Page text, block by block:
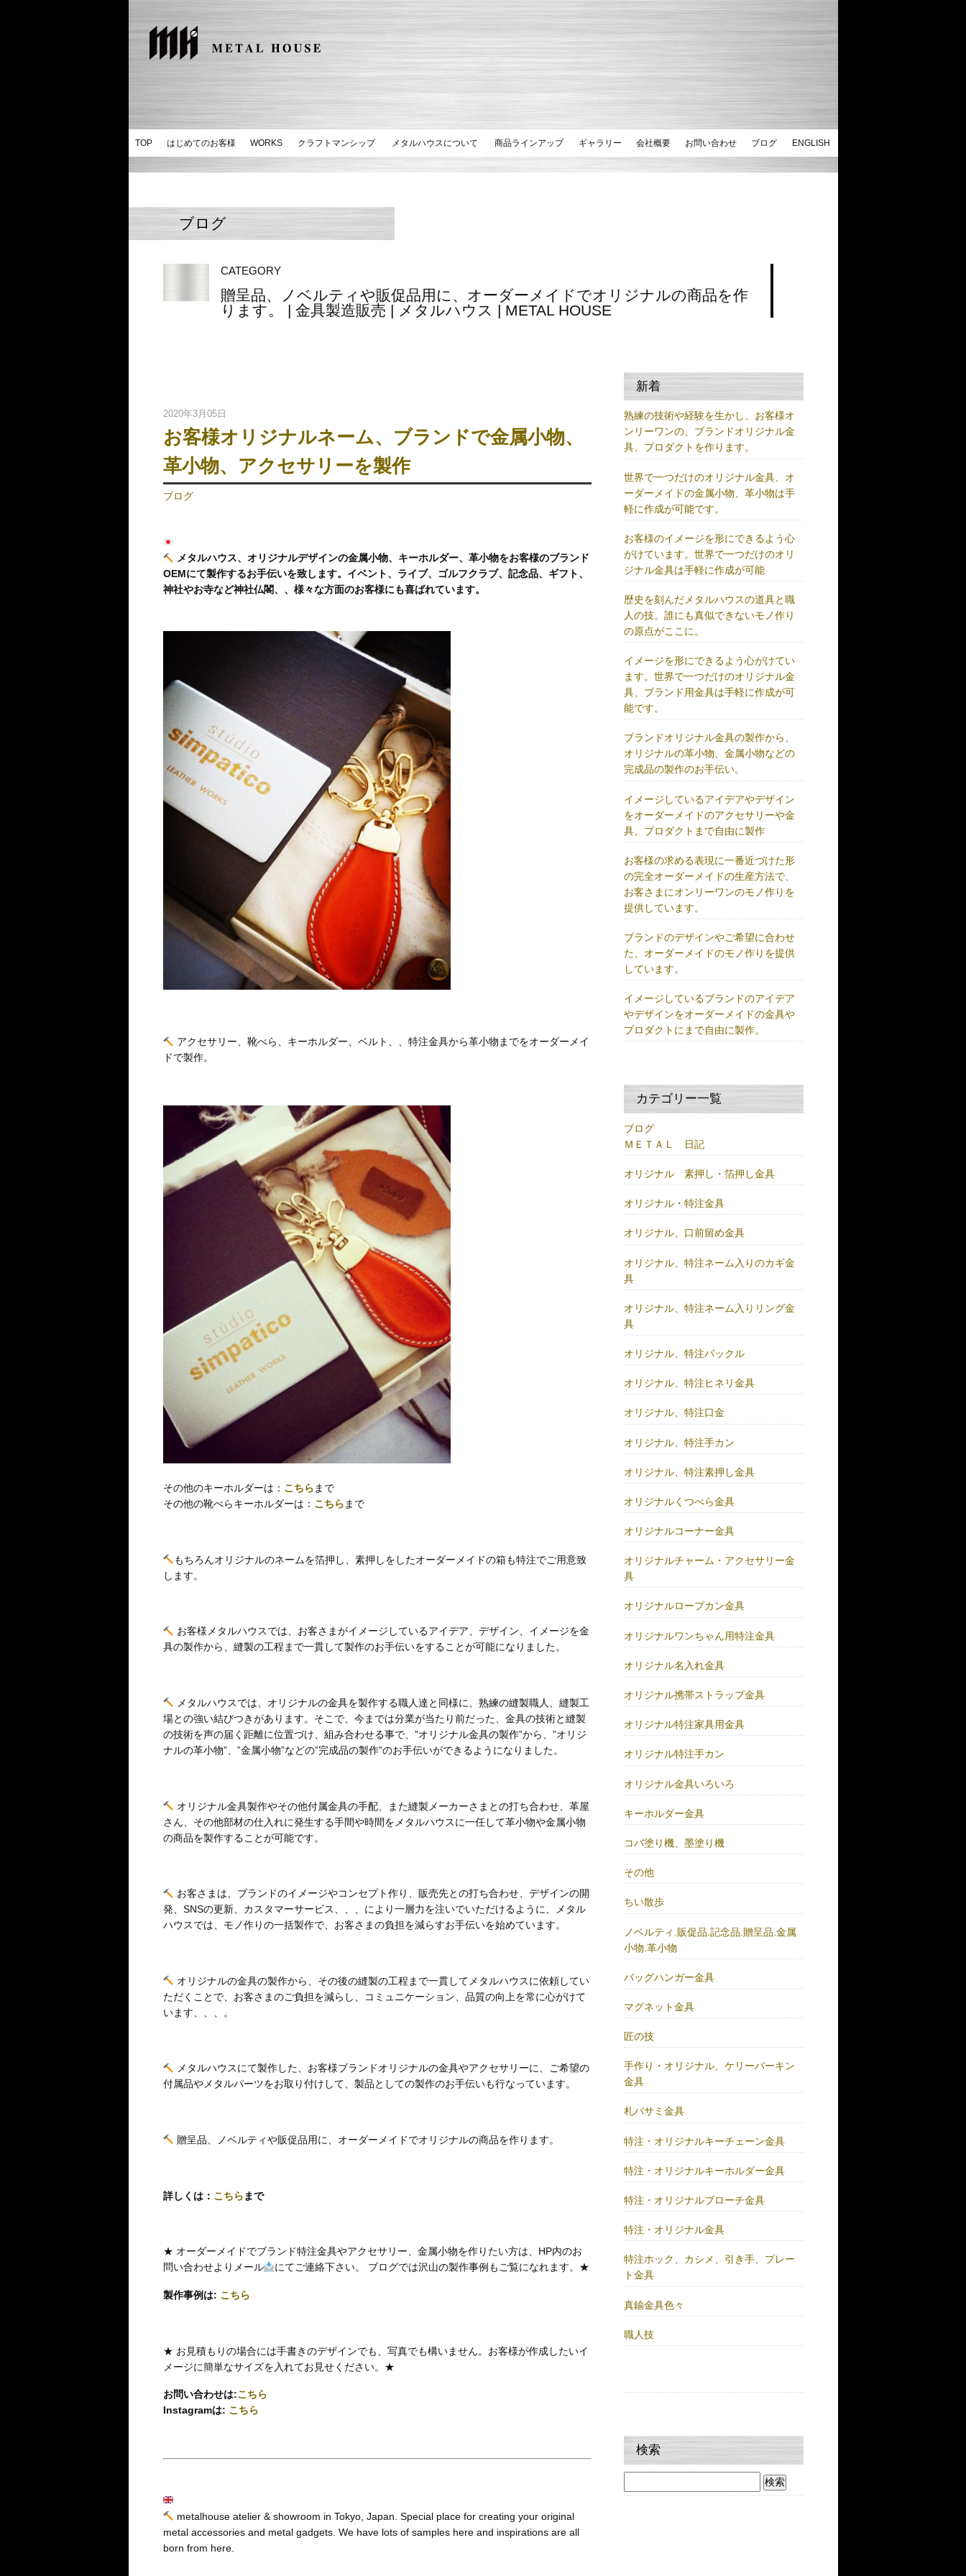
TOP はじめてのお客様 WORKS クラフトマンシップ メタルハウスについて 商品ラインアップ ギャラリー 会社概要 お問い合わせ ブログ ENGLISH
ブログ
CATEGORY
贈呈品、ノベルティや販促品用に、オーダーメイドでオリジナルの商品を作
ります。 | 金具製造販売 | メタルハウス | METAL HOUSE
2020年3月05日
お客様オリジナルネーム、ブランドで金属小物、
革小物、アクセサリーを製作
ブログ
メタルハウス、オリジナルデザインの金属小物、キーホルダー、革小物をお客様のブランド
OEMにて製作するお手伝いを致します。イベント、ライブ、ゴルフクラブ、記念品、ギフト、
神社やお寺など神社仏閣、、様々な方面のお客様にも喜ばれています。
アクセサリー、靴べら、キーホルダー、ベルト、、特注金具から革小物までをオーダーメイ
ドで製作。
その他のキーホルダーは： こちら まで
その他の靴べらキーホルダーは： こちら まで
もちろんオリジナルのネームを箔押し、素押しをしたオーダーメイドの箱も特注でご用意致
します。
お客様メタルハウスでは、お客さまがイメージしているアイデア、デザイン、イメージを金
具の製作から、縫製の工程まで一貫して製作のお手伝いをすることが可能になりました。
メタルハウスでは、オリジナルの金具を製作する職人達と同様に、熟練の縫製職人、縫製工
場との強い結びつきがあります。そこで、今までは分業が当たり前だった、金具の技術と縫製
の技術を声の届く距離に位置づけ、組み合わせる事で、”オリジナル金具の製作”から、”オリジ
ナルの革小物”、”金属小物”などの”完成品の製作”のお手伝いができるようになりました。
オリジナル金具製作やその他付属金具の手配、また縫製メーカーさまとの打ち合わせ、革屋
さん、その他部材の仕入れに発生する手間や時間をメタルハウスに一任して革小物や金属小物
の商品を製作することが可能です。
お客さまは、ブランドのイメージやコンセプト作り、販売先との打ち合わせ、デザインの開
発、SNSの更新、カスタマーサービス、、、により一層力を注いでいただけるように、メタル
ハウスでは、モノ作りの一括製作で、お客さまの負担を減らすお手伝いを始めています。
オリジナルの金具の製作から、その後の縫製の工程まで一貫してメタルハウスに依頼してい
ただくことで、お客さまのご負担を減らし、コミュニケーション、品質の向上を常に心がけて
います、、、。
メタルハウスにて製作した、お客様ブランドオリジナルの金具やアクセサリーに、ご希望の
付属品やメタルパーツをお取り付けして、製品としての製作のお手伝いも行なっています。
贈呈品、ノベルティや販促品用に、オーダーメイドでオリジナルの商品を作ります。
詳しくは： こちら まで
★ オーダーメイドでブランド特注金具やアクセサリー、金属小物を作りたい方は、HP内のお
問い合わせよりメール
にてご連絡下さい。 ブログでは沢山の製作事例もご覧になれます。★
製作事例は: こちら
★ お見積もりの場合には手書きのデザインでも、写真でも構いません。お客様が作成したいイ
メージに簡単なサイズを入れてお見せください。★
お問い合わせは:こちら
Instagramは: こちら
metalhouse atelier & showroom in Tokyo, Japan. Special place for creating your original
metal accessories and metal gadgets. We have lots of samples here and inspirations are all
born from here.
新着
熟練の技術や経験を生かし、お客様オ
ンリーワンの、ブランドオリジナル金
具、プロダクトを作ります。
世界で一つだけのオリジナル金具、オ
ーダーメイドの金属小物、革小物は手
軽に作成が可能です。
お客様のイメージを形にできるよう心
がけています。世界で一つだけのオリ
ジナル金具は手軽に作成が可能
歴史を刻んだメタルハウスの道具と職
人の技。誰にも真似できないモノ作り
の原点がここに。
イメージを形にできるよう心がけてい
ます。世界で一つだけのオリジナル金
具、ブランド用金具は手軽に作成が可
能です。
ブランドオリジナル金具の製作から、
オリジナルの革小物、金属小物などの
完成品の製作のお手伝い。
イメージしているアイデアやデザイン
をオーダーメイドのアクセサリーや金
具、プロダクトまで自由に製作
お客様の求める表現に一番近づけた形
の完全オーダーメイドの生産方法で、
お客さまにオンリーワンのモノ作りを
提供しています。
ブランドのデザインやご希望に合わせ
た、オーダーメイドのモノ作りを提供
しています。
イメージしているブランドのアイデア
やデザインをオーダーメイドの金具や
プロダクトにまで自由に製作。
カテゴリー一覧
ブログ
ＭＥＴＡＬ 日記
オリジナル 素押し・箔押し金具
オリジナル・特注金具
オリジナル、口前留め金具
オリジナル、特注ネーム入りのカギ金
具
オリジナル、特注ネーム入りリング金
具
オリジナル、特注バックル
オリジナル、特注ヒネリ金具
オリジナル、特注口金
オリジナル、特注手カン
オリジナル、特注素押し金具
オリジナルくつべら金具
オリジナルコーナー金具
オリジナルチャーム・アクセサリー金
具
オリジナルロープカン金具
オリジナルワンちゃん用特注金具
オリジナル名入れ金具
オリジナル携帯ストラップ金具
オリジナル特注家具用金具
オリジナル特注手カン
オリジナル金具いろいろ
キーホルダー金具
コバ塗り機、墨塗り機
その他
ちい散歩
ノベルティ.販促品.記念品.贈呈品.金属
小物.革小物
バッグハンガー金具
マグネット金具
匠の技
手作り・オリジナル、ケリーバーキン
金具
札バサミ金具
特注・オリジナルキーチェーン金具
特注・オリジナルキーホルダー金具
特注・オリジナルブローチ金具
特注・オリジナル金具
特注ホック、カシメ、引き手、プレー
ト金具
真鍮金具色々
職人技
検索
索: